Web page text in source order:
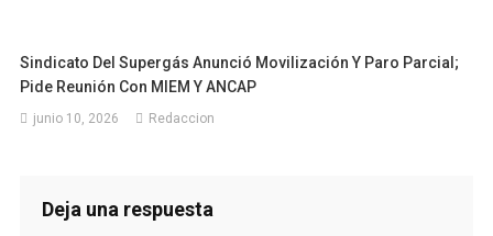
Sindicato Del Supergás Anunció Movilización Y Paro Parcial;
Pide Reunión Con MIEM Y ANCAP
junio 10, 2026 Redaccion
Deja una respuesta